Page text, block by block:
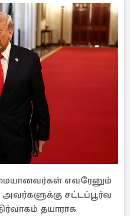
எவரேனும்
சட்டப்பூர்வ
தயாராக